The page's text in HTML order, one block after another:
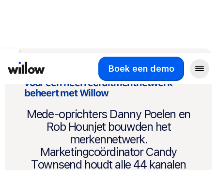
Boek een demo
Hoe Farrow 44 social-mediakanalen
voor een heel recruitmentnetwerk
beheert met Willow
Mede-oprichters Danny Poelen en
Rob Hounjet bouwden het
merkennetwerk.
Marketingcoördinator Candy
Townsend houdt alle 44 kanalen